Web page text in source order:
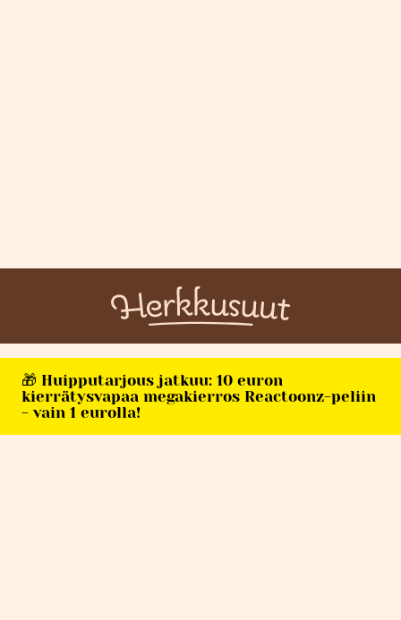
🎁 Huipputarjous jatkuu: 10 euron
kierrätysvapaa megakierros Reactoonz-peliin
- vain 1 eurolla!